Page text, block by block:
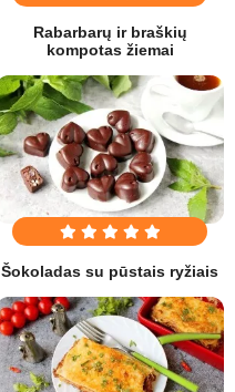
Rabarbarų ir braškių
kompotas žiemai
Šokoladas su pūstais ryžiais